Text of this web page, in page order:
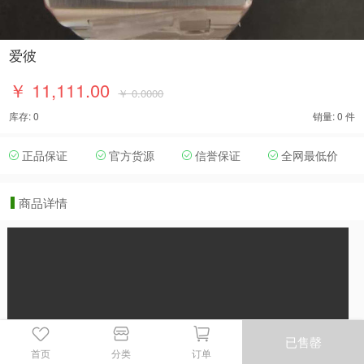
爱彼
￥ 11,111.00 ￥ 0.0000
库存: 0 销量: 0 件
正品保证 官方货源 信誉保证 全网最低价
商品详情
首页 分类 订单
已售罄